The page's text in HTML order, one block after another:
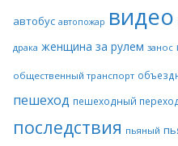
автобус автопожар видео
драка женщина за рулем занос
общественный транспорт
пешеход пешеходный
последствия пьяный